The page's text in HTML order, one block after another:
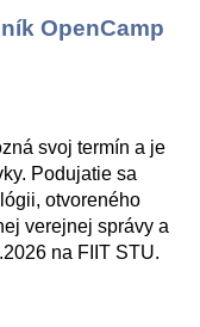
OpenCamp
svoj termín a je
Podujatie sa
otvoreného
verejnej správy a
na FIIT STU.